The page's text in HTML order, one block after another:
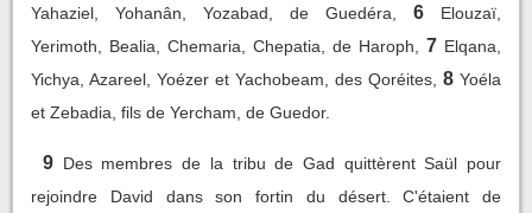
Yahaziel, Yohanân, Yozabad, de Guedéra,
6
Elouzaï,
Yerimoth, Bealia, Chemaria, Chepatia, de Haroph,
7 Elqana,
Yichya, Azareel, Yoézer et Yachobeam, des Qoréites, 8 Yoéla
et Zebadia, fils de Yercham, de Guedor.
9 Des membres de la tribu de Gad quittèrent Saül pour
rejoindre David dans son fortin du désert. C'étaient de